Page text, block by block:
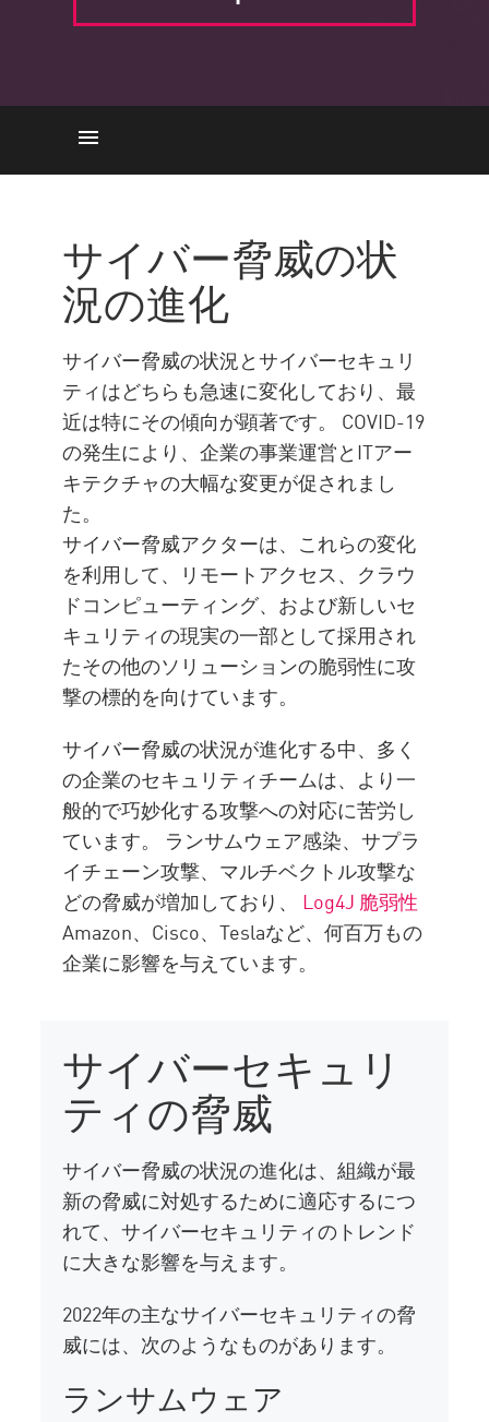
サイバーセキュリティの脅威
2022年の動向
チェック・ポイントでサイバ
ーセキュリティを強化
サイバー脅威の状
況の進化
サイバー脅威の状況とサイバーセキュリ
ティはどちらも急速に変化しており、最
近は特にその傾向が顕著です。 COVID-19
の発生により、企業の事業運営とITアー
キテクチャの大幅な変更が促されまし
た。
サイバー脅威アクターは、これらの変化
を利用して、リモートアクセス、クラウ
ドコンピューティング、および新しいセ
キュリティの現実の一部として採用され
たその他のソリューションの脆弱性に攻
撃の標的を向けています。
サイバー脅威の状況が進化する中、多く
の企業のセキュリティチームは、より一
般的で巧妙化する攻撃への対応に苦労し
ています。 ランサムウェア感染、サプラ
イチェーン攻撃、マルチベクトル攻撃な
どの脅威が増加しており、 Log4J 脆弱性
Amazon、Cisco、Teslaなど、何百万もの
企業に影響を与えています。
サイバーセキュリ
ティの脅威
サイバー脅威の状況の進化は、組織が最
新の脅威に対処するために適応するにつ
れて、サイバーセキュリティのトレンド
に大きな影響を与えます。
2022年の主なサイバーセキュリティの脅
威には、次のようなものがあります。
ランサムウェア